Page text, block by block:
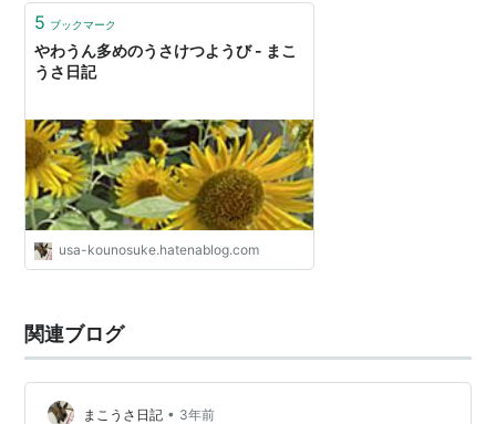
5 ブックマーク
やわうん多めのうさけつようび - まこ
うさ日記
usa-kounosuke.hatenablog.com
関連ブログ
まこうさ日記 • 3年前